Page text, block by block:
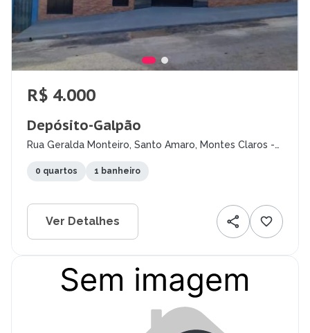
R$ 4.000
Depósito-Galpão
Rua Geralda Monteiro, Santo Amaro, Montes Claros -
0 quartos 1 banheiro
Ver Detalhes